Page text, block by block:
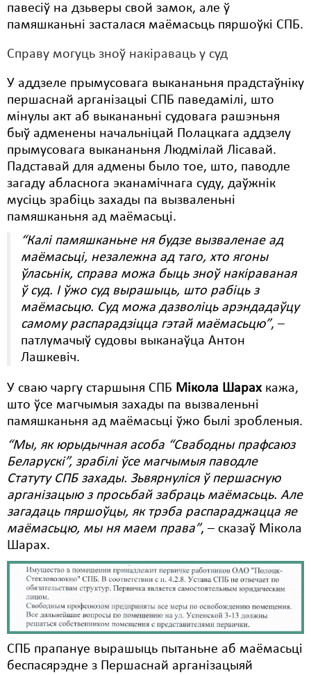
павесіў на дзьверы свой замок, але ў
памяшканьні засталася маёмасьць пяршоўкі СПБ.
Справу могуць зноў накіраваць у суд
У аддзеле прымусовага выкананьня прадстаўніку
першаснай арганізацыі СПБ паведамілі, што
мінулы акт аб выкананьні судовага рашэньня
быў адменены начальніцай Полацкага аддзелу
прымусовага выкананьня Людмілай Лісавай.
Падставай для адмены было тое, што, паводле
загаду абласнога эканамічнага суду, даўжнік
мусіць зрабіць захады па вызваленьні
памяшканьня ад маёмасьці.
“Калі памяшканьне ня будзе вызваленае ад
маёмасьці, незалежна ад таго, хто ягоны
ўласьнік, справа можа быць зноў накіраваная
ў суд. І ўжо суд вырашыць, што рабіць з
маёмасьцю. Суд можа дазволіць арэндадаўцу
самому распарадзіцца гэтай маёмасьцю”, –
патлумачыў судовы выканаўца Антон
Лашкевіч.
У сваю чаргу старшыня СПБ Мікола Шарах кажа,
што ўсе магчымыя захады па вызваленьні
памяшканьня ад маёмасьці ўжо былі зробленыя.
“Мы, як юрыдычная асоба “Свабодны прафсаюз
Беларускі”, зрабілі ўсе магчымыя паводле
Статуту СПБ захады. Зьвярнуліся ў першасную
арганізацыю з просьбай забраць маёмасьць. Але
загадаць пяршоўцы, як трэба распараджацца яе
маёмасьцю, мы ня маем права”, – сказаў Мікола
Шарах.
СПБ прапануе вырашыць пытаньне аб маёмасьці
беспасярэдне з Першаснай арганізацыяй